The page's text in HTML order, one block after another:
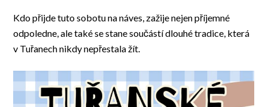
Kdo přijde tuto sobotu na náves, zažije nejen příjemné
odpoledne, ale také se stane součástí dlouhé tradice, která
v Tuřanech nikdy nepřestala žít.